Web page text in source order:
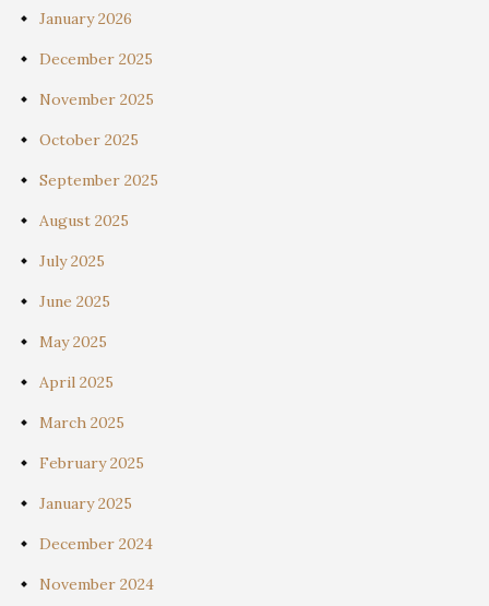
January 2026
December 2025
November 2025
October 2025
September 2025
August 2025
July 2025
June 2025
May 2025
April 2025
March 2025
February 2025
January 2025
December 2024
November 2024